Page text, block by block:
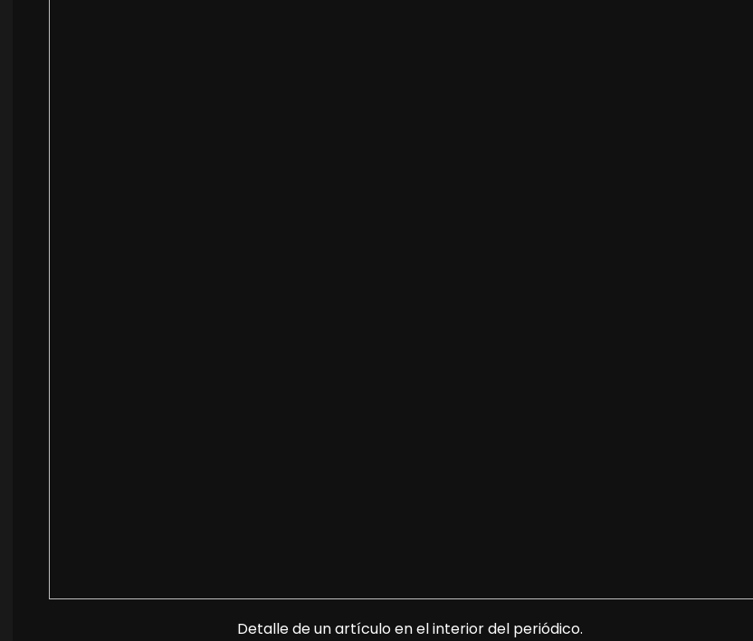
Detalle de un artículo en el interior del periódico.